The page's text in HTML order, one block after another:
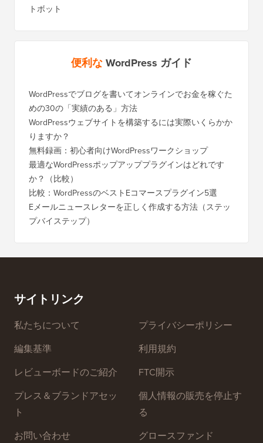
トボット
便利なWordPress ガイド
WordPressでブログを書いてオンラインでお金を稼ぐた
めの30の「実績のある」方法
WordPressウェブサイトを構築するには実際いくらかか
りますか？
無料録画：初心者向けWordPressワークショップ
最適なWordPressポップアッププラグインはどれです
か？（比較）
比較：WordPressのベストEコマースプラグイン5選
Eメールニュースレターを正しく作成する方法（ステッ
プバイステップ）
サイトリンク
私たちについて
編集基準
レビューボードのご紹介
プレス＆ブランドアセッ
ト
お問い合わせ
プライバシーポリシー
利用規約
FTC開示
個人情報の販売を停止す
る
グロースファンド